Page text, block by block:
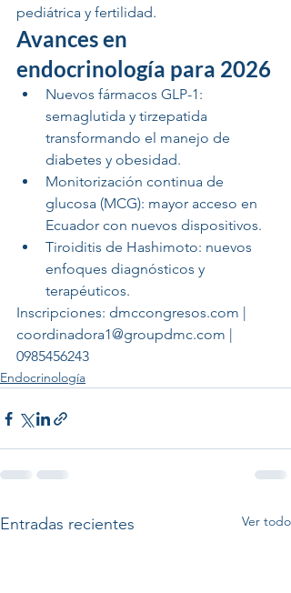
pediátrica y fertilidad.
Avances en
endocrinología para 2026
Nuevos fármacos GLP-1:
semaglutida y tirzepatida
transformando el manejo de
diabetes y obesidad.
Monitorización continua de
glucosa (MCG): mayor acceso en
Ecuador con nuevos dispositivos.
Tiroiditis de Hashimoto: nuevos
enfoques diagnósticos y
terapéuticos.
Inscripciones: dmccongresos.com |
coordinadora1@groupdmc.com |
0985456243
Endocrinología
Entradas recientes Ver todo